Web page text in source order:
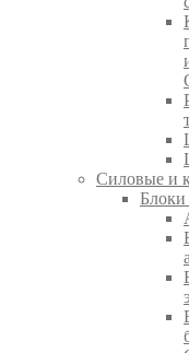
Силовые и